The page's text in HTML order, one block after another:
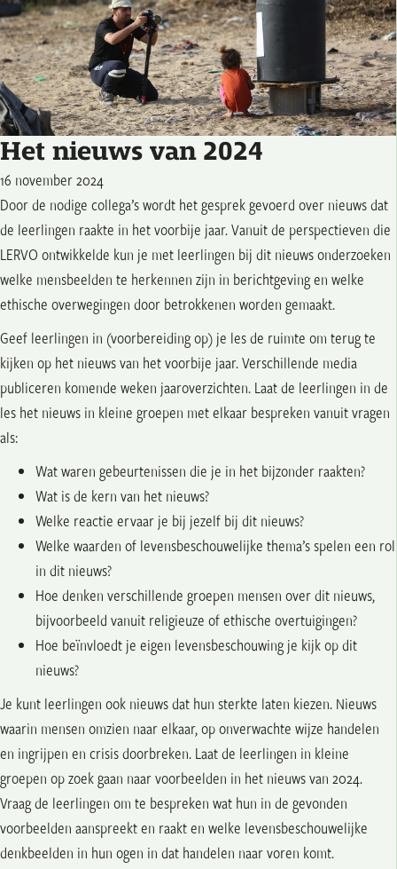
Het nieuws van 2024
16 november 2024
Door de nodige collega’s wordt het gesprek gevoerd over nieuws dat
de leerlingen raakte in het voorbije jaar. Vanuit de perspectieven die
LERVO ontwikkelde kun je met leerlingen bij dit nieuws onderzoeken
welke mensbeelden te herkennen zijn in berichtgeving en welke
ethische overwegingen door betrokkenen worden gemaakt.
Geef leerlingen in (voorbereiding op) je les de ruimte om terug te
kijken op het nieuws van het voorbije jaar. Verschillende media
publiceren komende weken jaaroverzichten. Laat de leerlingen in de
les het nieuws in kleine groepen met elkaar bespreken vanuit vragen
als:
Wat waren gebeurtenissen die je in het bijzonder raakten?
Wat is de kern van het nieuws?
Welke reactie ervaar je bij jezelf bij dit nieuws?
Welke waarden of levensbeschouwelijke thema’s spelen een rol
in dit nieuws?
Hoe denken verschillende groepen mensen over dit nieuws,
bijvoorbeeld vanuit religieuze of ethische overtuigingen?
Hoe beïnvloedt je eigen levensbeschouwing je kijk op dit
nieuws?
Je kunt leerlingen ook nieuws dat hun sterkte laten kiezen. Nieuws
waarin mensen omzien naar elkaar, op onverwachte wijze handelen
en ingrijpen en crisis doorbreken. Laat de leerlingen in kleine
groepen op zoek gaan naar voorbeelden in het nieuws van 2024.
Vraag de leerlingen om te bespreken wat hun in de gevonden
voorbeelden aanspreekt en raakt en welke levensbeschouwelijke
denkbeelden in hun ogen in dat handelen naar voren komt.